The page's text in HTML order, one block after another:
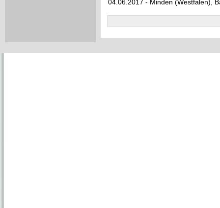
04.06.2017 - Minden (Westfalen),